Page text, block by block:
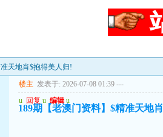
天地肖$抱得美人归!
楼主 发表于: 2026-07-08 01:39 ---
u 回复 u 编辑 u
189期【老澳门资料】$精准天地